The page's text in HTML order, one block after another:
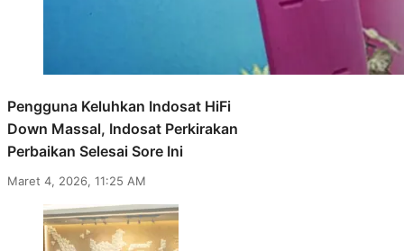
Pengguna Keluhkan Indosat HiFi
Down Massal, Indosat Perkirakan
Perbaikan Selesai Sore Ini
Maret 4, 2026, 11:25 AM